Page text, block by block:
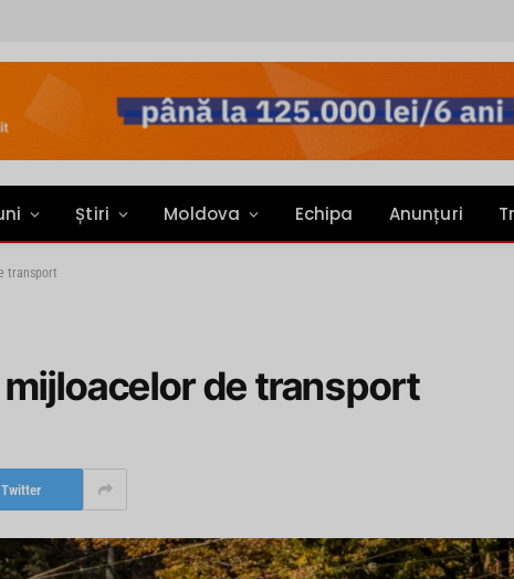
Știri Moldova Echipa Anunțuri
transport
de transport
Twitter